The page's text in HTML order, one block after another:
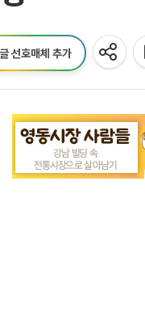
선호매체 추가